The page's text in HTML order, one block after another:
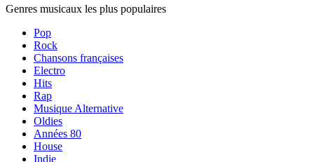
Genres musicaux les plus populaires
Pop
Rock
Chansons françaises
Electro
Hits
Rap
Musique Alternative
Oldies
Années 80
House
Indie